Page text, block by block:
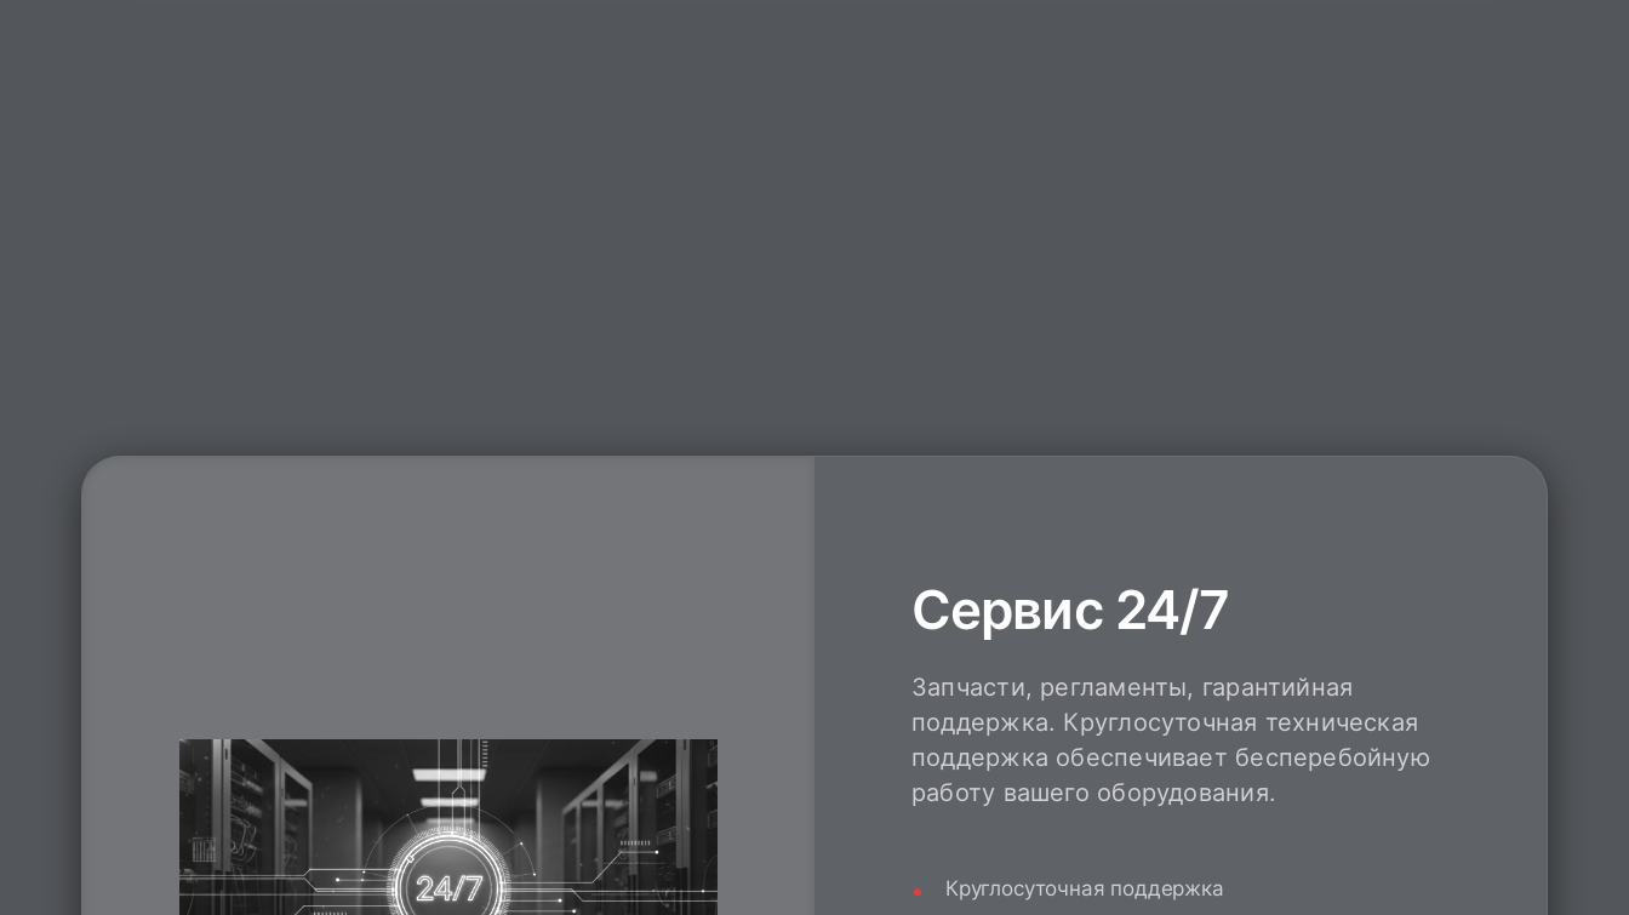
Сервис 24/7
Запчасти, регламенты, гарантийная
поддержка. Круглосуточная техническая
поддержка обеспечивает бесперебойную
работу вашего оборудования.
Круглосуточная поддержка